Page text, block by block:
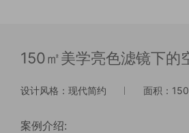
150㎡美学亮色滤镜下的
象（君庭云邸）
设计风格：现代简约 面积：150
案例介绍: